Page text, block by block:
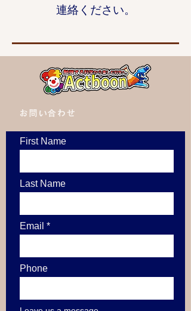
連絡ください。
​お問い合わせ
First Name
Last Name
Email
Phone